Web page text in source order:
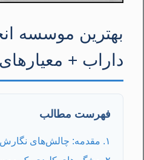
بهترین موسسه
داراب +
فهرست مطالب
۱. مقدمه: چالش‌های نگارش پایان‌نامه در داراب